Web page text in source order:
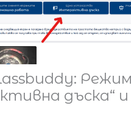
Режим
дъска“ и